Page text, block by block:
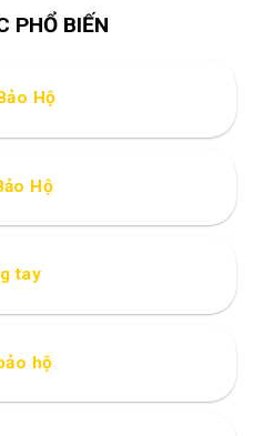
PHỔ BIẾN
Hộ
Hộ
tay
hộ